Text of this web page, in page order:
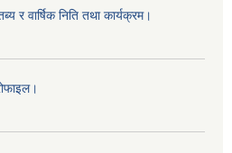
वार्षिक निति तथा कार्यक्रम।